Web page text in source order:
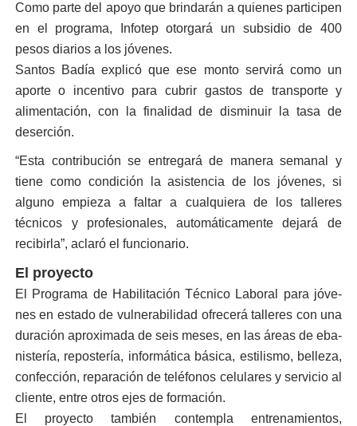
Como parte del apoyo que brindarán a quienes partici­pen
en el programa, Infotep otorgará un subsidio de 400
pesos diarios a los jóvenes.
Santos Badía explicó que ese monto servirá como un
aporte o incentivo para cu­brir gastos de transporte y
alimentación, con la finali­dad de disminuir la tasa de
deserción.
“Esta contribución se en­tregará de manera sema­nal y
tiene como condición la asistencia de los jóvenes, si
alguno empieza a faltar a cualquiera de los talleres
técnicos y profesionales, automáticamente dejará de
recibirla”, aclaró el fun­cionario.
El proyecto
El Programa de Habilitación Técnico Laboral para jóve­
nes en estado de vulnerabili­dad ofrecerá talleres con una
duración aproximada de seis meses, en las áreas de eba­
nistería, repostería, informá­tica básica, estilismo, belleza,
confección, reparación de te­léfonos celulares y servicio al
cliente, entre otros ejes de for­mación.
El proyecto también con­templa entrenamientos,